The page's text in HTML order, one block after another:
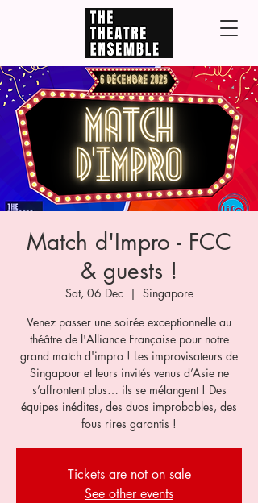
Match d'Impro - FCC
& guests !
Sat, 06 Dec
  |
Singapore
Venez passer une soirée exceptionnelle au
théâtre de l'Alliance Française pour notre
grand match d'impro ! Les improvisateurs de
Singapour et leurs invités venus d’Asie ne
s’affrontent plus… ils se mélangent ! Des
équipes inédites, des duos improbables, des
fous rires garantis !
Tickets are not on sale
See other events